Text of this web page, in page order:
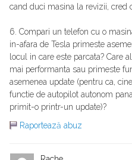
cand duci masina la revizii, cred
6. Compari un telefon cu o
in-afara de Tesla primeste
locul in care este parcata? Care
mai performanta sau primeste
asemenea update (pentru ca,
functie de autopilot autonom
primit-o printr-un update)?
Raportează abuz